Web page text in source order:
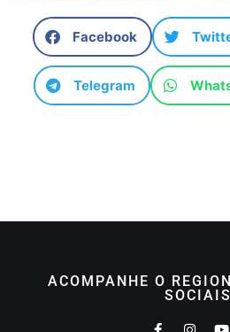
Facebook
Telegram
ACOMPANHE O
SOCIAIS